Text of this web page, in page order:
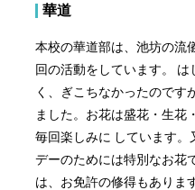
華道
本校の華道部は、池坊の流
回の活動をしています。
く、ぎこちなかったのです
ました。お花は盛花・生花
毎回楽しみに しています
デーのためには特別なお花
は、お免許の修得もあります